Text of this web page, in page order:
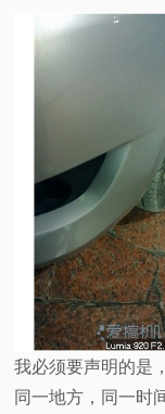
我必须要声明的是
同一地方，同一时